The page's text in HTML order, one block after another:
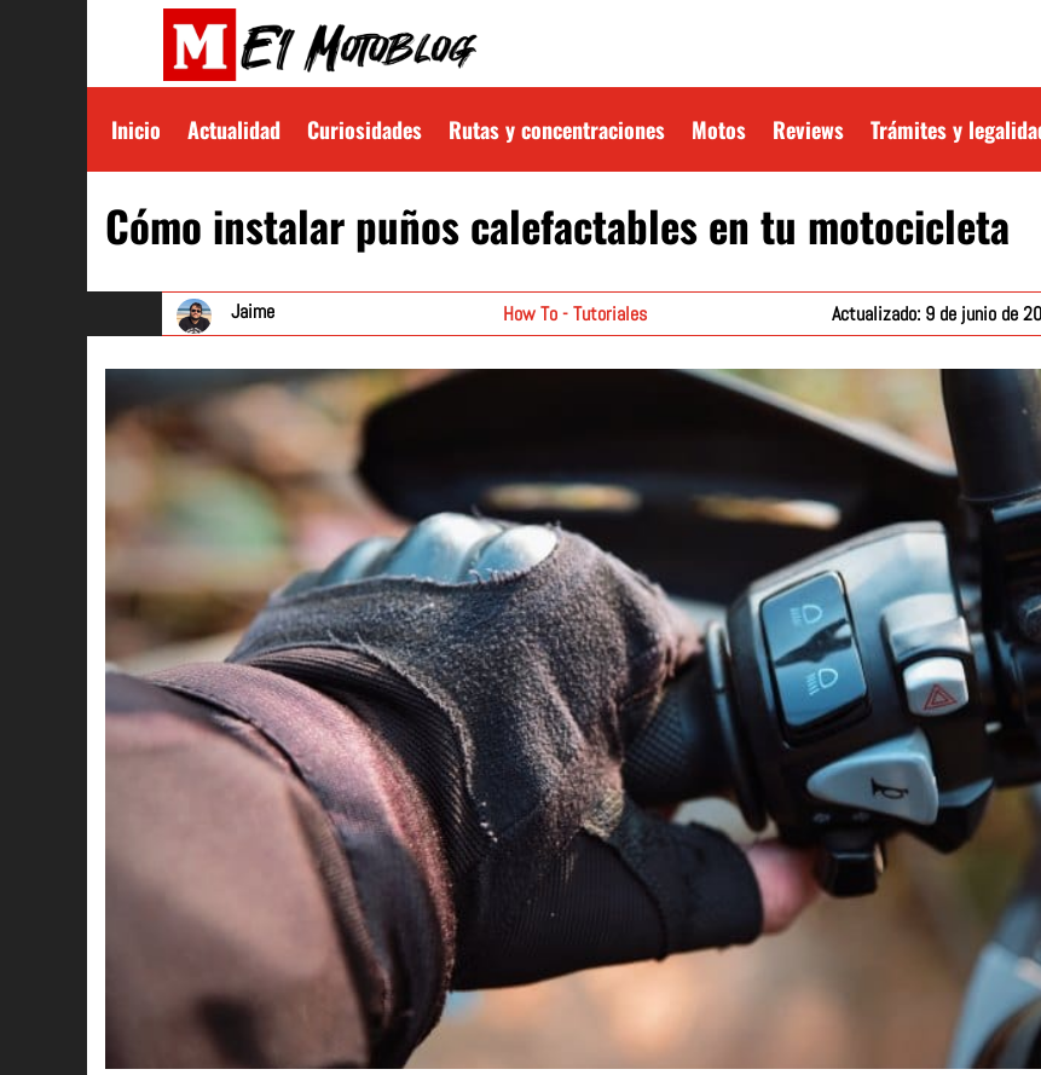
Inicio Actualidad Curiosidades Rutas y concentraciones Motos Reviews Trámites y
Cómo instalar puños calefactables en tu motocicleta
Jaime How To - Tutoriales Actualizado: 9 de junio de